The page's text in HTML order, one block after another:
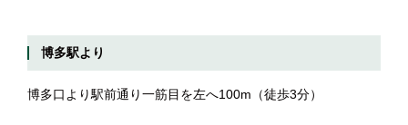
博多駅より
博多口より駅前通り一筋目を左へ100m（徒歩3分）